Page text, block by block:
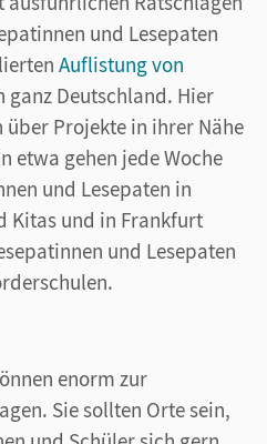
und Lesepaten
Auflistung von
ganz Deutschland. Hier
über Projekte in ihrer Nähe
etwa gehen jede Woche
und Lesepaten in
Kitas und in Frankfurt
und Lesepaten
enorm zur
Sie sollten Orte sein,